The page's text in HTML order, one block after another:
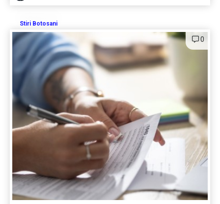
Stiri Botosani
0